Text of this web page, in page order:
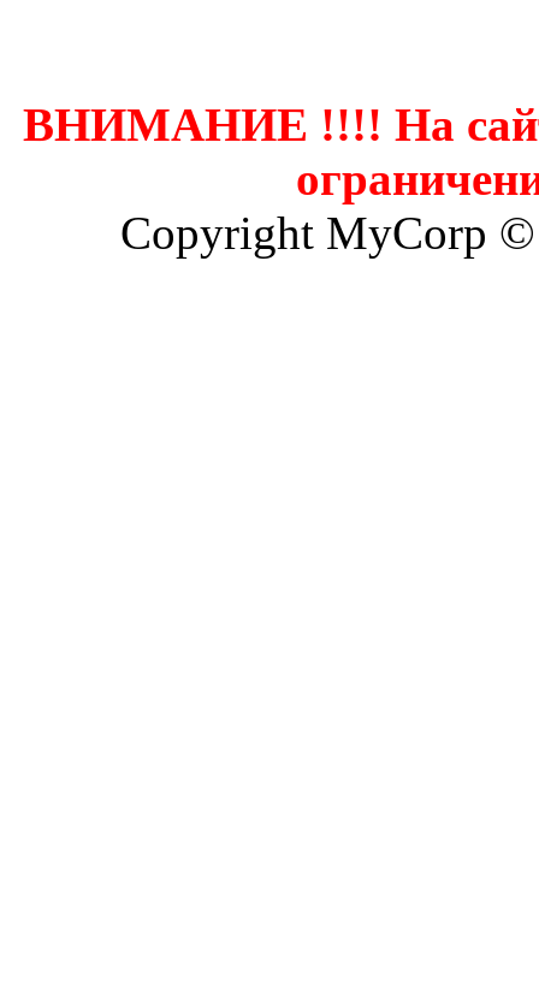
ВНИМАНИЕ !!!! На
Copyright MyCorp